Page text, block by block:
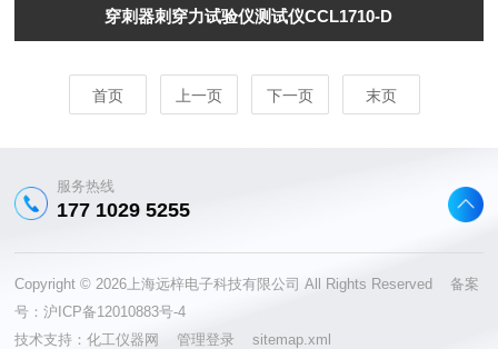
穿刺器刺穿力试验仪测试仪CCL1710-D
首页 上一页 下一页 末页
服务热线
177 1029 5255
Copyright © 2026上海远梓电子科技有限公司 All Rights Reserved 备案
号：沪ICP备12010883号-4
技术支持：化工仪器网管理登录 sitemap.xml